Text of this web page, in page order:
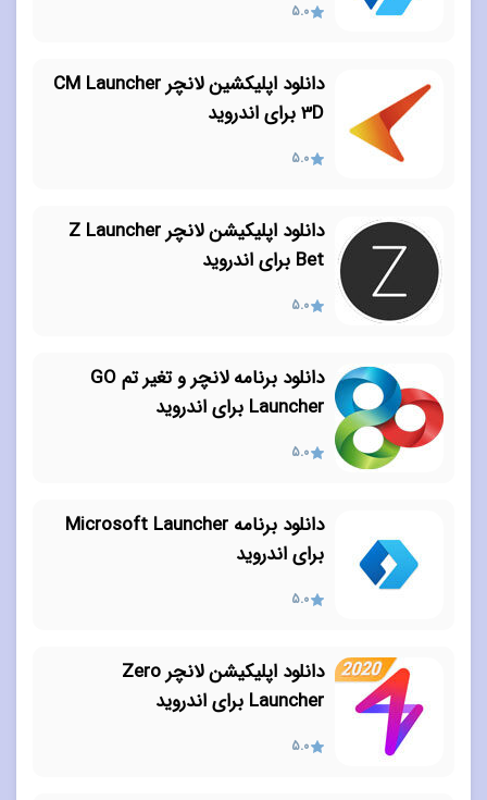
5.0
دانلود اپلیکشین لانچر CM Launcher
3D برای اندروید
5.0
دانلود اپلیکیشن لانچر Z Launcher
Bet برای اندروید
5.0
دانلود برنامه لانچر و تغیر تم GO
Launcher برای اندروید
5.0
دانلود برنامه Microsoft Launcher
برای اندروید
5.0
دانلود اپلیکیشن لانچر Zero
Launcher برای اندروید
5.0